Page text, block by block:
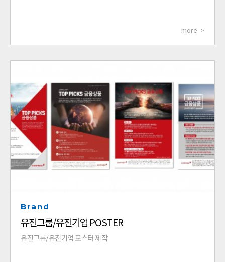
more >
Brand
유진그룹/유진기업 POSTER
유진그룹/유진기업 포스터 제작